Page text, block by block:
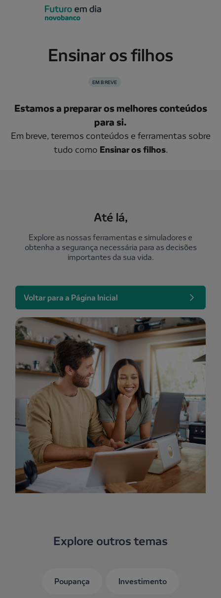
Ensinar os filhos
EM BREVE
Estamos a preparar os melhores conteúdos
para si.
Em breve, teremos conteúdos e ferramentas sobre
tudo como Ensinar os filhos.
Até lá,
Explore as nossas ferramentas e simuladores e
obtenha a segurança necessária para as decisões
importantes da sua vida.
Voltar para a Página Inicial
Explore outros temas
Poupança Investimento